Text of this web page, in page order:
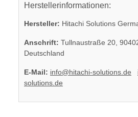
Herstellerinformationen:
Hersteller: Hitachi Solutions
Anschrift: Tullnaustraße 20,
Deutschland
E-Mail: info@hitachi-solutions.de
solutions.de